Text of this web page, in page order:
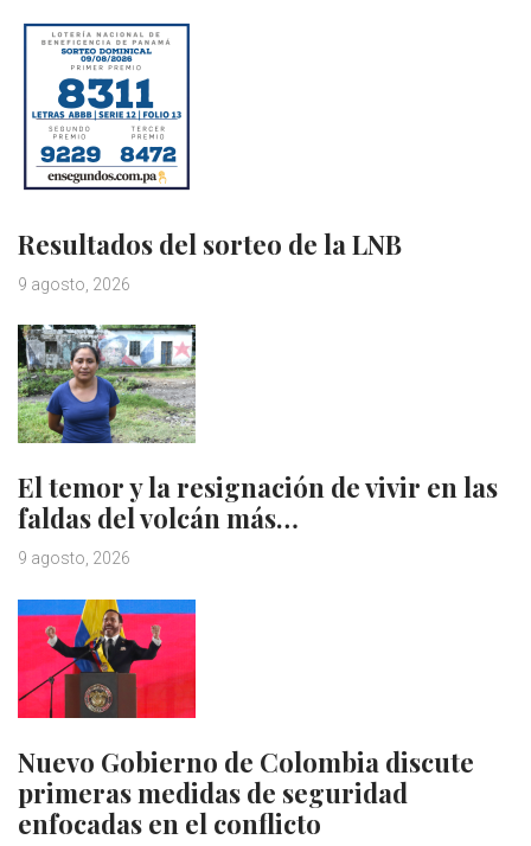
Resultados del sorteo de la LNB
9 agosto, 2026
El temor y la resignación de vivir en las
faldas del volcán más…
9 agosto, 2026
Nuevo Gobierno de Colombia discute
primeras medidas de seguridad
enfocadas en el conflicto